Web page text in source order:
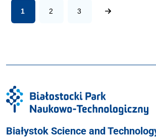
1 2 3
Białystok Science and